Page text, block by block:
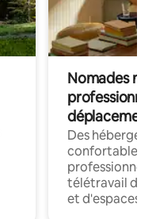
Nomades
déplacement
Des
confortables
professionnels
télétravail
et d'espaces